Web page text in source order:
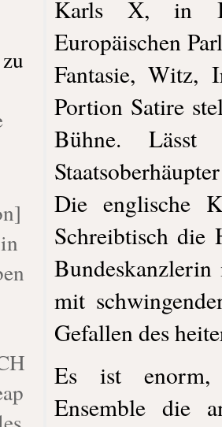
zu
Karls X, in
Europäischen
Fantasie, Witz,
Portion Satire
Bühne. Lässt
Die englische
Schreibtisch die
mit
Gefallen des
Es ist enorm,
Ensemble die